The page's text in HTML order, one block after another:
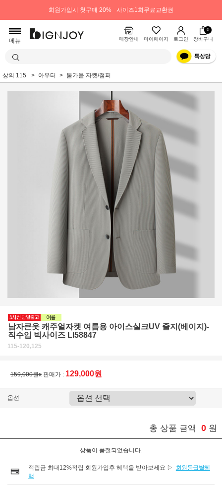
회원가입시 첫구매 20% 사이즈1회무료교환권
메뉴 매장안내 마이페이지 로그인
0
장바구니
상의 115 아우터 봄가을 자켓/점퍼
남자큰옷 캐주얼자켓 여름용 아이스실크UV 줄지(베이지)-
직수입 빅사이즈 LI58847
115-120,125
159,000원x 판매가 : 129,000원
옵션
총 상품 금액 0 원
상품이 품절되었습니다.
적립금 최대12%적립 회원가입후 혜택을 받아보세요 ▷
회원등급별혜
택